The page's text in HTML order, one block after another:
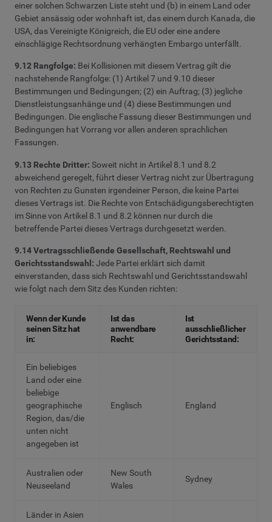
einer solchen Schwarzen Liste steht und (b) in einem Land oder
Gebiet ansässig oder wohnhaft ist, das einem durch Kanada, die
USA, das Vereinigte Königreich, die EU oder eine andere
einschlägige Rechtsordnung verhängten Embargo unterfällt.
9.12 Rangfolge: Bei Kollisionen mit diesem Vertrag gilt die
nachstehende Rangfolge: (1) Artikel 7 und 9.10 dieser
Bestimmungen und Bedingungen; (2) ein Auftrag; (3) jegliche
Dienstleistungsanhänge und (4) diese Bestimmungen und
Bedingungen. Die englische Fassung dieser Bestimmungen und
Bedingungen hat Vorrang vor allen anderen sprachlichen
Fassungen.
9.13 Rechte Dritter: Soweit nicht in Artikel 8.1 und 8.2
abweichend geregelt, führt dieser Vertrag nicht zur Übertragung
von Rechten zu Gunsten irgendeiner Person, die keine Partei
dieses Vertrags ist. Die Rechte von Entschädigungsberechtigten
im Sinne von Artikel 8.1 und 8.2 können nur durch die
betreffende Partei dieses Vertrags durchgesetzt werden.
9.14 Vertragsschließende Gesellschaft, Rechtswahl und
Gerichtsstandswahl: Jede Partei erklärt sich damit
einverstanden, dass sich Rechtswahl und Gerichtsstandswahl
wie folgt nach dem Sitz des Kunden richten:
Wenn der Kunde
seinen Sitz hat
in:
Ist das
anwendbare
Recht:
Ist
ausschließlicher
Gerichtsstand:
Ein beliebiges
Land oder eine
beliebige
geographische
Region, das/die
unten nicht
angegeben ist
Englisch England
Australien oder
Neuseeland
New South
Wales
Sydney
Länder in Asien